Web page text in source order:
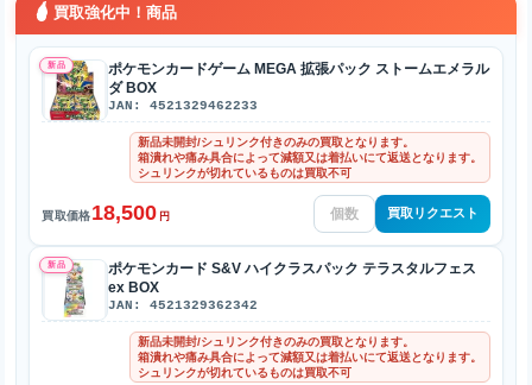
買取強化中！商品
新品
ポケモンカードゲーム MEGA 拡張パック ストームエメラル
ダ BOX
JAN: 4521329462233
新品未開封/シュリンク付きのみの買取となります。
箱潰れや痛み具合によって減額又は着払いにて返送となります。
シュリンクが切れているものは買取不可
買取価格18,500 円 買取リクエスト
新品
ポケモンカード S&V ハイクラスパック テラスタルフェス
ex BOX
JAN: 4521329362342
新品未開封/シュリンク付きのみの買取となります。
箱潰れや痛み具合によって減額又は着払いにて返送となります。
シュリンクが切れているものは買取不可